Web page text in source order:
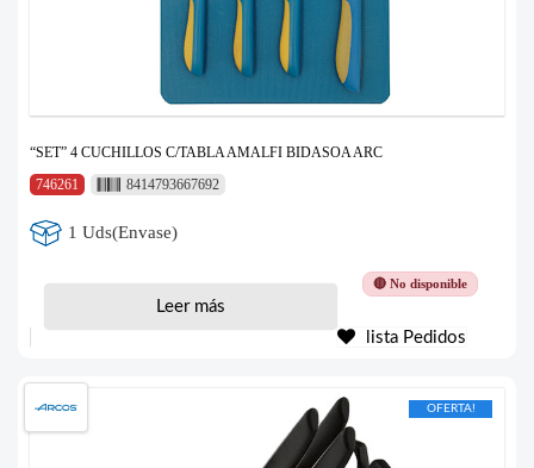
“SET” 4 CUCHILLOS C/TABLA AMALFI BIDASOA ARC
746261
8414793667692
1 Uds(Envase)
🔴 No disponible
Leer más
lista Pedidos
OFERTA!